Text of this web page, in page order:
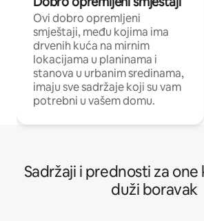
Ovi dobro opremljeni
smještaji, među kojima ima
drvenih kuća na mirnim
lokacijama u planinama i
stanova u urbanim sredinama,
imaju sve sadržaje koji su vam
potrebni u vašem domu.
Sadržaji i prednosti za one
duži boravak